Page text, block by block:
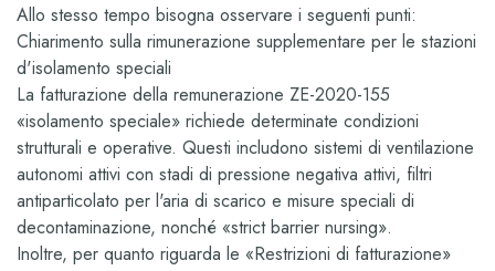
Allo stesso tempo bisogna osservare i seguenti punti:
Chiarimento sulla rimunerazione supplementare per le stazioni
d'isolamento speciali
La fatturazione della remunerazione ZE-2020-155
«isolamento speciale» richiede determinate condizioni
strutturali e operative. Questi includono sistemi di ventilazione
autonomi attivi con stadi di pressione negativa attivi, filtri
antiparticolato per l'aria di scarico e misure speciali di
decontaminazione, nonché «strict barrier nursing».
Inoltre, per quanto riguarda le «Restrizioni di fatturazione»